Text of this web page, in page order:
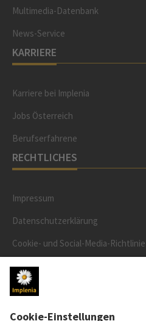
Multimedia-Datenbank
News-Service
KARRIERE
Karriere bei Implenia
Jobs Österreich
Berufserfahrene
RECHTLICHES
Impressum
Datenschutzerklärung
Cookie- und Social-Media-Richtlinie
Cookie-Einstellungen
AKTIENKURS